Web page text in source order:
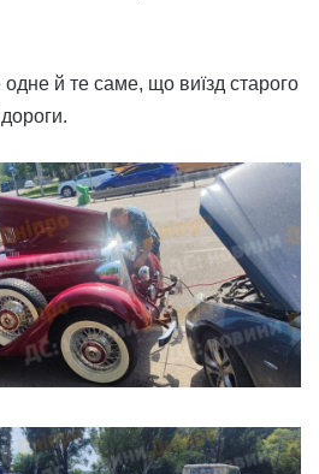
одне й те саме, що виїзд старого